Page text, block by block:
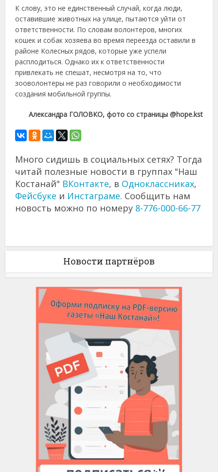
К слову, это не единственный случай, когда люди,
оставившие животных на улице, пытаются уйти от
ответственности. По словам волонтеров, многих
кошек и собак хозяева во время переезда оставили в
районе Колесных рядов, которые уже успели
расплодиться. Однако их к ответственности
привлекать не спешат, несмотря на то, что
зооволонтеры не раз говорили о необходимости
создания мобильной группы.
Александра ГОЛОВКО, фото со страницы @hope.kst
Много сидишь в социальных сетях? Тогда
читай полезные новости в группах "Наш
Костанай" ВКонтакте, в Одноклассниках,
Фейсбуке и Инстаграме. Сообщить нам
новость можно по номеру 8-776-000-66-77
Новости партнёров